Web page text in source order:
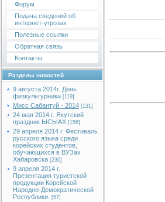
Форум
Подача сведений об
интернет-угрозах
Полезные ссылки
Обратная связь
Контакты
Разделы новостей
9 августа 2014г. День
физкультурника [119]
Мисс Сабантуй - 2014 [131]
24 мая 2014 г. Якутский
праздник ЫСЫАХ [158]
29 апреля 2014 г. Фестиваль
русского языка среди
корейских студентов,
обучающихся в ВУЗах
Хабаровска [230]
9 апреля 2014 г.
Презентация туристской
продукции Корейской
Народно-Демократической
Республики.
[57]